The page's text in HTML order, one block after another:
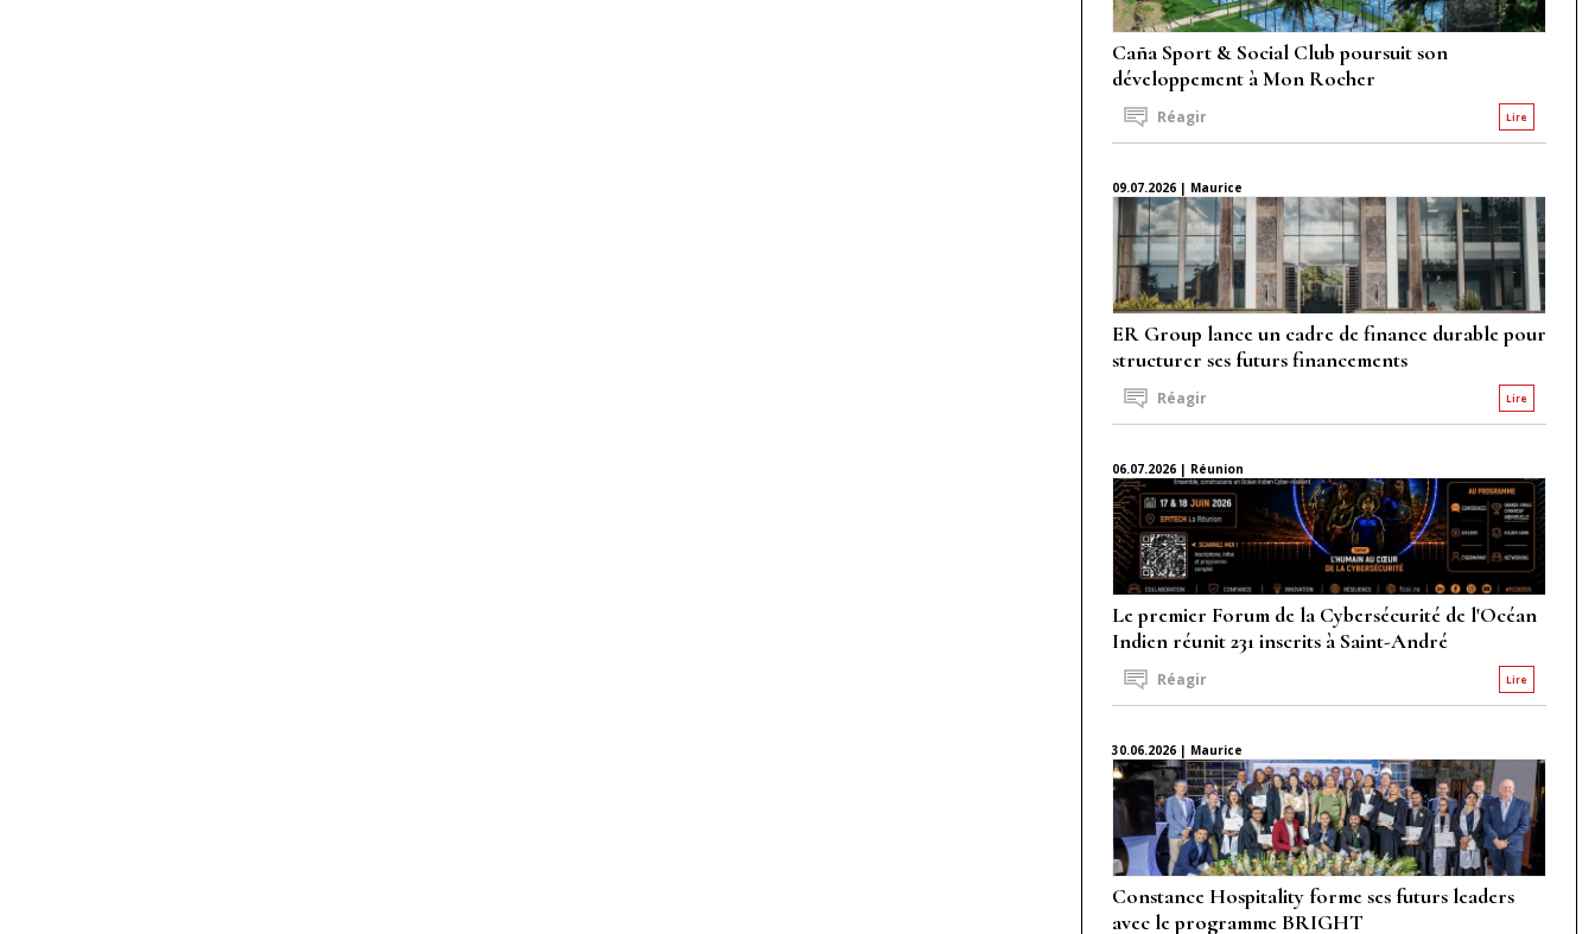
Caña Sport & Social Club poursuit son
développement à Mon Rocher
Lire
Réagir
09.07.2026 | Maurice
ER Group lance un cadre de finance durable pour
structurer ses futurs financements
Lire
Réagir
06.07.2026 | Réunion
Le premier Forum de la Cybersécurité de l'Océan
Indien réunit 231 inscrits à Saint-André
Lire
Réagir
30.06.2026 | Maurice
Constance Hospitality forme ses futurs leaders
avec le programme BRIGHT